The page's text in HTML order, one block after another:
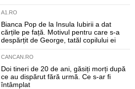
A1.RO
Bianca Pop de la Insula Iubirii a dat
cărțile pe față. Motivul pentru care s-a
despărțit de George, tatăl copilului ei
CANCAN.RO
Doi tineri de 20 de ani, găsiți morți după
ce au dispărut fără urmă. Ce s-ar fi
întâmplat